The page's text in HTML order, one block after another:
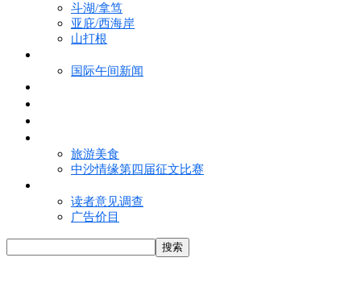
斗湖/拿笃
亚庇/西海岸
山打根
国际午间新闻
旅游美食
中沙情缘第四届征文比赛
读者意见调查
广告价目